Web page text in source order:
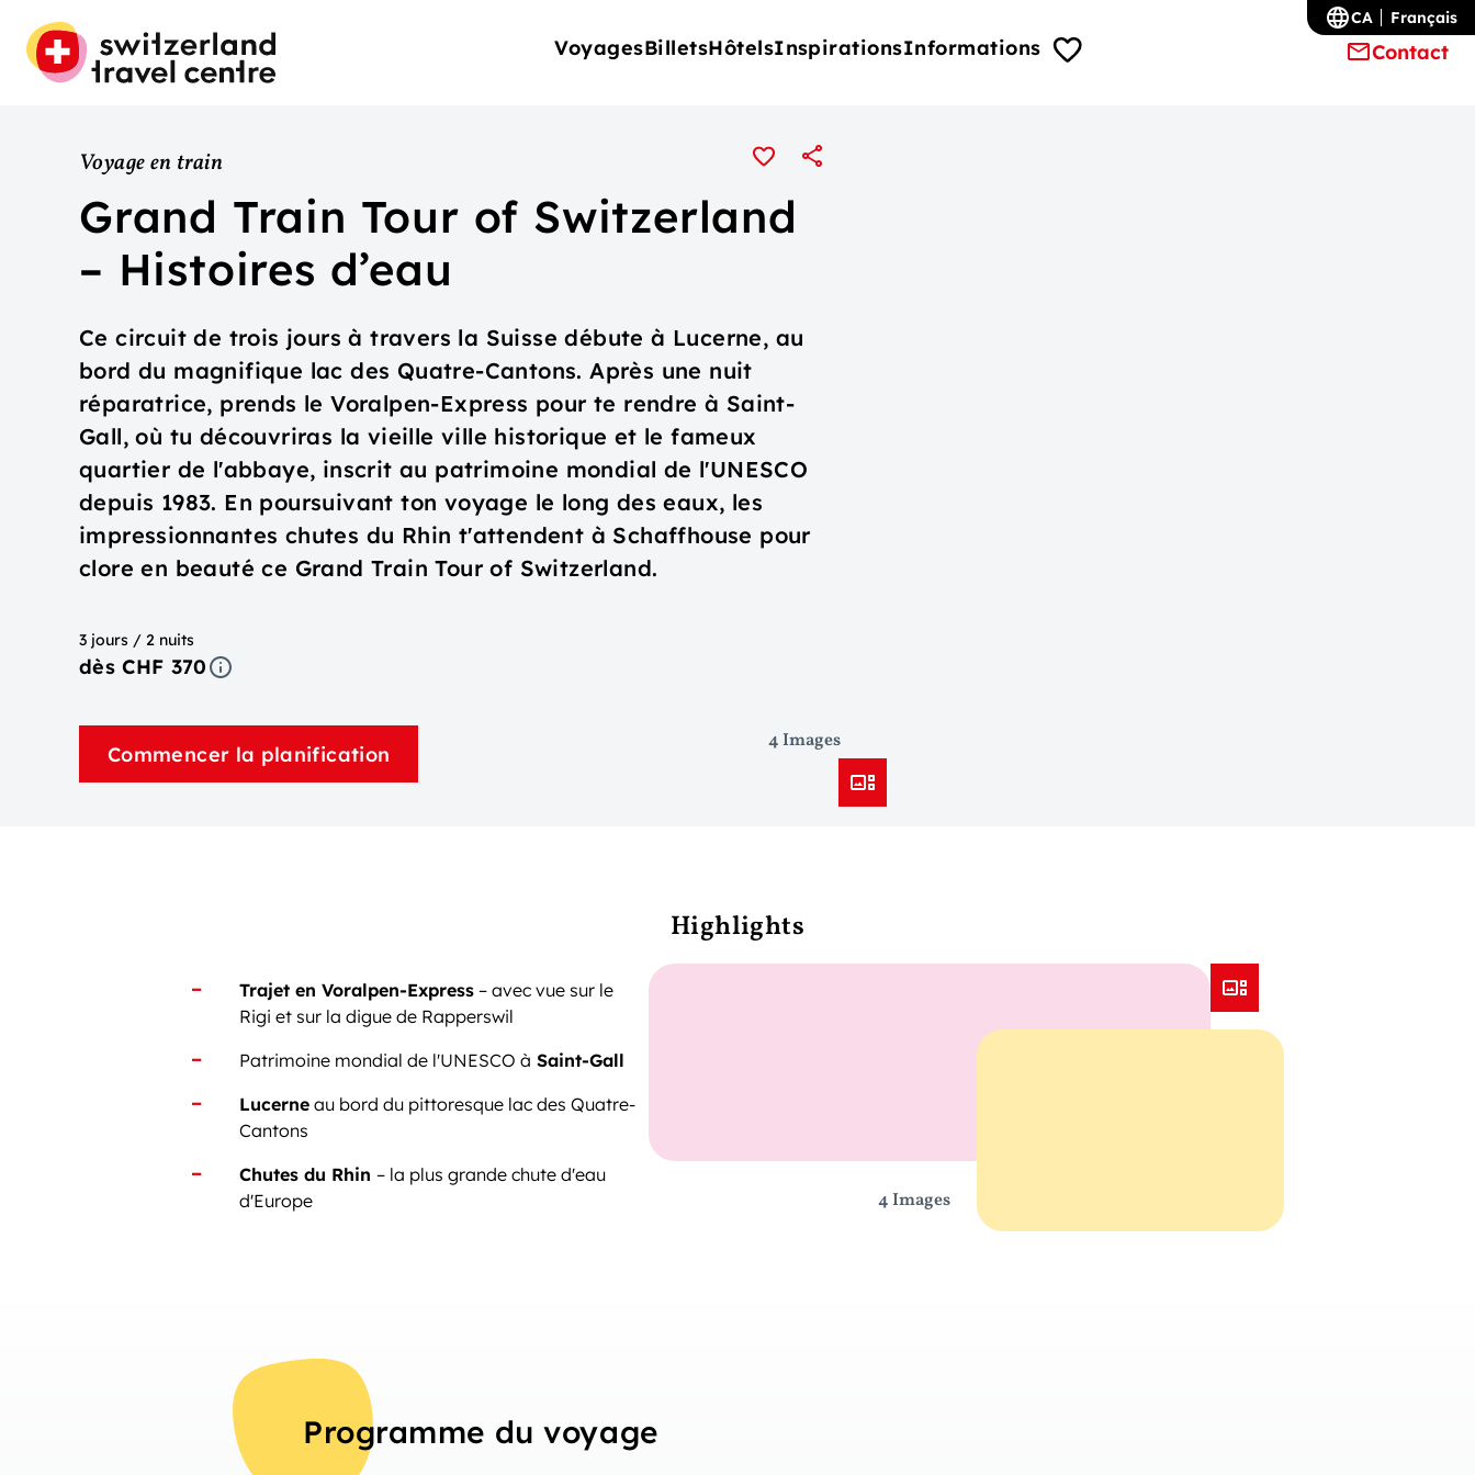
VoyagesBilletsHôtelsInspirationsInformations Contact
CA Français
Voyage en train
Grand Train Tour of Switzerland
– Histoires d’eau
Ce circuit de trois jours à travers la Suisse débute à Lucerne, au
bord du magnifique lac des Quatre-Cantons. Après une nuit
réparatrice, prends le Voralpen-Express pour te rendre à Saint-
Gall, où tu découvriras la vieille ville historique et le fameux
quartier de l'abbaye, inscrit au patrimoine mondial de l'UNESCO
depuis 1983. En poursuivant ton voyage le long des eaux, les
impressionnantes chutes du Rhin t'attendent à Schaffhouse pour
clore en beauté ce Grand Train Tour of Switzerland.
3 jours / 2 nuits
dès CHF 370
Commencer la planification
4 Images
Highlights
Trajet en Voralpen-Express – avec vue sur le
Rigi et sur la digue de Rapperswil
Patrimoine mondial de l'UNESCO à Saint-Gall
Lucerne au bord du pittoresque lac des Quatre-
Cantons
Chutes du Rhin – la plus grande chute d'eau
d'Europe
4 Images
Programme du voyage